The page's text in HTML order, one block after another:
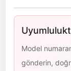
Model
gönderin,